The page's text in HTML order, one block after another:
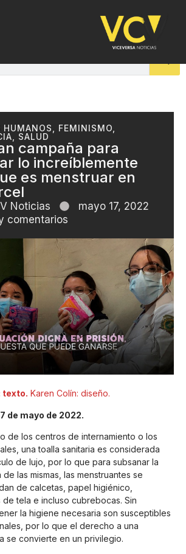
HUMANOS FEMINISMO
SALUD
campaña para
lo increíblemente
es menstruar en
Noticias
mayo 17, 2022
comentarios
texto. Karen Colín: diseño.
de mayo de 2022.
de los centros de internamiento o los
una toalla sanitaria es considerada
de lujo, por lo que para subsanar la
de las mismas, las menstruantes se
de calcetas, papel higiénico,
de tela e incluso cubrebocas. Sin
la higiene necesaria son susceptibles
por lo que el derecho a una
se convierte en un privilegio.